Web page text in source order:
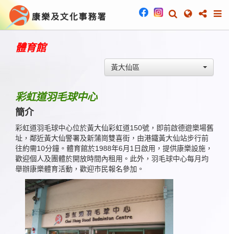
體育館
黃大仙區
彩虹道羽毛球中心
簡介
彩虹道羽毛球中心位於黃大仙彩虹道150號，即前啟德遊樂場舊
址，鄰近黃大仙警署及新蒲崗雙喜街，由港鐵黃大仙站步行前
往約需10分鐘。體育館於1988年6月1日啟用，提供康樂設施，
歡迎個人及團體於開放時間內租用。此外，羽毛球中心每月均
舉辦康樂體育活動，歡迎市民報名參加。